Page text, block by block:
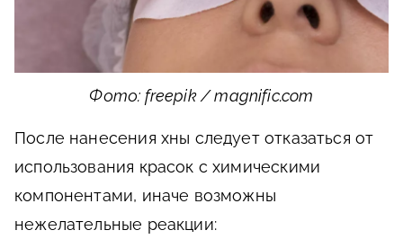
Фото: freepik / magnific.com
После нанесения хны следует отказаться от
использования красок с химическими
компонентами, иначе возможны
нежелательные реакции: